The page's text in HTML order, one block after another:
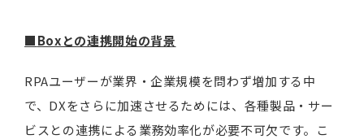
■Boxとの連携開始の背景
RPAユーザーが業界・企業規模を問わず増加する中
で、DXをさらに加速させるためには、各種製品・サー
ビスとの連携による業務効率化が必要不可欠です。こ